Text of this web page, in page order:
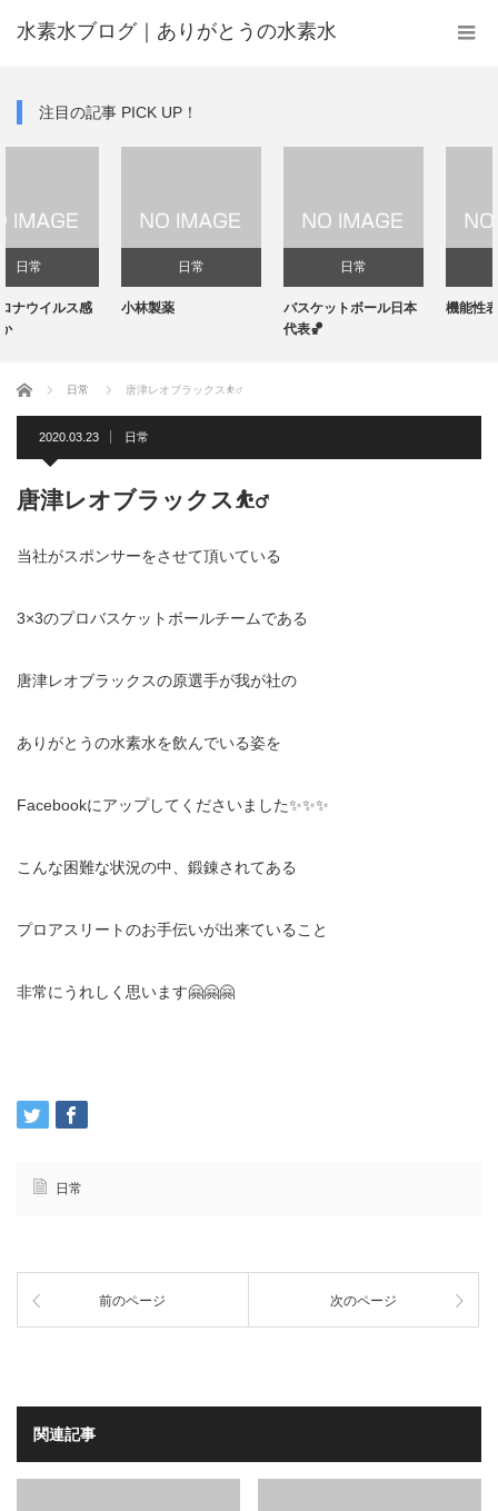
水素水ブログ｜ありがとうの水素水
注目の記事 PICK UP！
小林製薬
バスケットボール日本
機能性表示食品‼️
ホーム 日常 唐津レオブラックス⛹️‍♂️
2020.03.23 日常
唐津レオブラックス⛹️‍♂️
当社がスポンサーをさせて頂いている
3×3のプロバスケットボールチームである
唐津レオブラックスの原選手が我が社の
ありがとうの水素水を飲んでいる姿を
Facebookにアップしてくださいました✨✨✨
こんな困難な状況の中、鍛錬されてある
プロアスリートのお手伝いが出来ていること
非常にうれしく思います🤗🤗🤗
日常
前のページ 次のページ
関連記事